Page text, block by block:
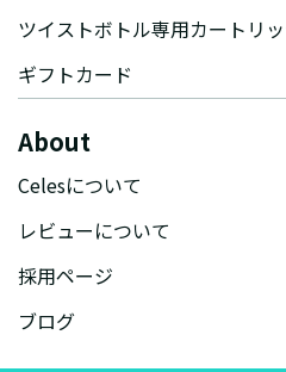
ツイストボトル専用カートリ
ギフトカード
About
Celesについて
レビューについて
採用ページ
ブログ